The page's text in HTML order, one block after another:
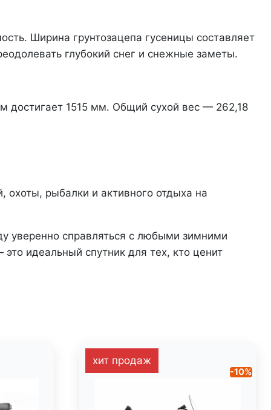
Ширина грунтозацепа гусеницы составляет
глубокий снег и снежные заметы.
достигает 1515 мм. Общий сухой вес — 262,18
рыбалки и активного отдыха на
уверенно справляться с любыми зимними
идеальный спутник для тех, кто ценит
хит продаж
-10%